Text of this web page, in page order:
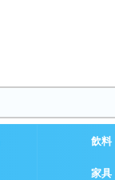
飲料
家具